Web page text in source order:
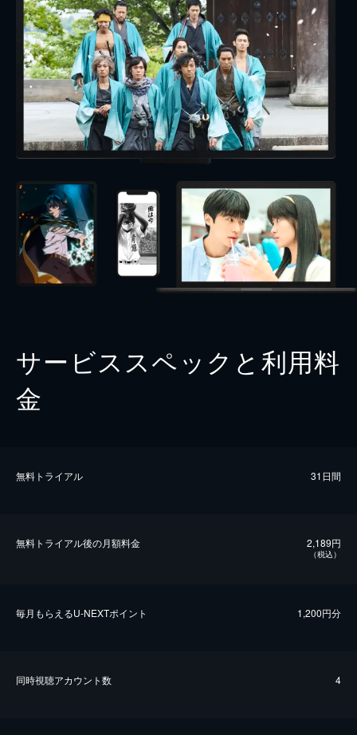
サービススペックと利用料
金
無料トライアル 31日間
無料トライアル後の⽉額料金 2,189円
（税込）
毎⽉もらえるU-NEXTポイント 1,200円分
同時視聴アカウント数 4